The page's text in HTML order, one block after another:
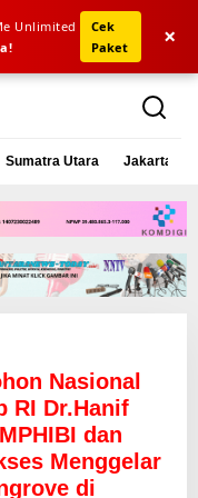
Unlimited
Cek
Paket
×
Sumatra Utara Jakarta
Nasional
RI Dr.Hanif
dan
Menggelar
di